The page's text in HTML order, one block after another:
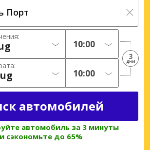
3
дни
автомобиль за 3 минуты
и сэкономьте до 65%